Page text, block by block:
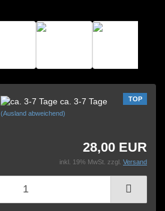
TOP
ca. 3-7 Tage
(Ausland abweichend)
28,00 EUR
inkl. 19% MwSt. zzgl. Versand